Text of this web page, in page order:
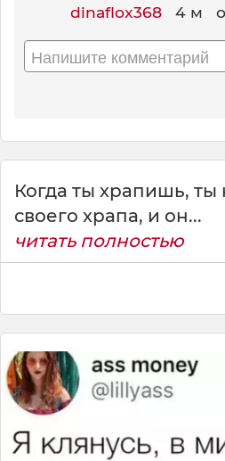
dinaflox368 4 м
Когда ты храпишь,
своего храпа, и он...
читать полностью